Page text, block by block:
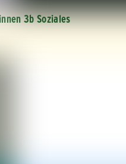
3b Soziales